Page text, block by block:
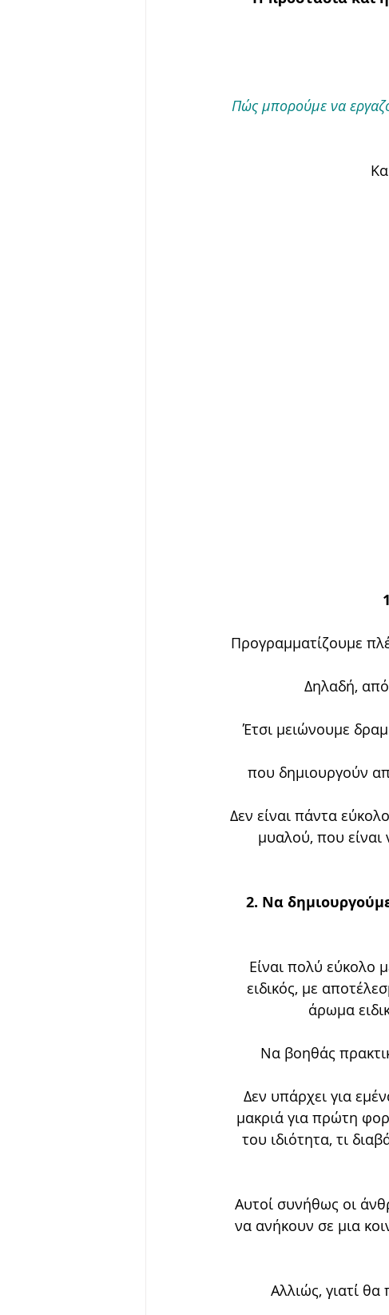
Πώς μπορούμε να
Προγραμματίζουμε
Δηλαδή,
Έτσι μειώνουμε
που δημιουργούν
Δεν είναι πάντα
μυαλού, που είναι
2. Να
Είναι πολύ εύκολο
ειδικός, με
άρωμα
Να βοηθάς
Δεν υπάρχει για
μακριά για πρώτη
του ιδιότητα, τι
Αυτοί συνήθως οι
να ανήκουν σε μια
Αλλιώς, γιατί θα